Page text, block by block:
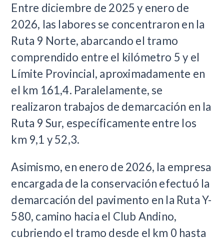
Entre diciembre de 2025 y enero de
2026, las labores se concentraron en la
Ruta 9 Norte, abarcando el tramo
comprendido entre el kilómetro 5 y el
Límite Provincial, aproximadamente en
el km 161,4. Paralelamente, se
realizaron trabajos de demarcación en la
Ruta 9 Sur, específicamente entre los
km 9,1 y 52,3.
Asimismo, en enero de 2026, la empresa
encargada de la conservación efectuó la
demarcación del pavimento en la Ruta Y-
580, camino hacia el Club Andino,
cubriendo el tramo desde el km 0 hasta